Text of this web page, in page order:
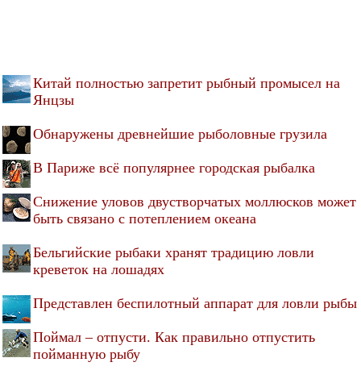
Китай полностью запретит рыбный промысел на
Янцзы
Обнаружены древнейшие рыболовные грузила
В Париже всё популярнее городская рыбалка
Снижение уловов двустворчатых моллюсков может
быть связано с потеплением океана
Бельгийские рыбаки хранят традицию ловли
креветок на лошадях
Представлен беспилотный аппарат для ловли рыбы
Поймал – отпусти. Как правильно отпустить
пойманную рыбу